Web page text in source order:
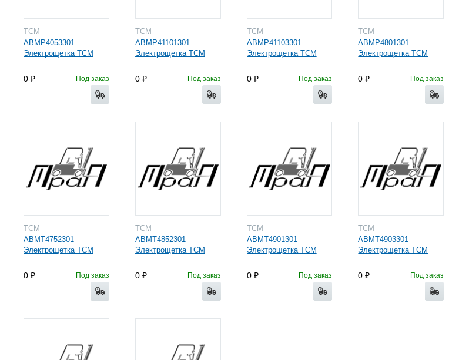
TCM
ABMP4053301
Электрощетка TCM
0 Под заказ
TCM
ABMP41101301
Электрощетка TCM
0 Под заказ
TCM
ABMP41103301
Электрощетка TCM
0 Под заказ
TCM
ABMP4801301
Электрощетка TCM
0 Под заказ
TCM
ABMT4752301
Электрощетка TCM
0 Под заказ
TCM
ABMT4852301
Электрощетка TCM
0 Под заказ
TCM
ABMT4901301
Электрощетка TCM
0 Под заказ
TCM
ABMT4903301
Электрощетка TCM
0 Под заказ